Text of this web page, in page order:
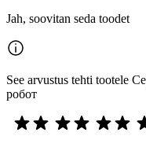
Jah, soovitan seda toodet
See arvustus tehti tootele
робот